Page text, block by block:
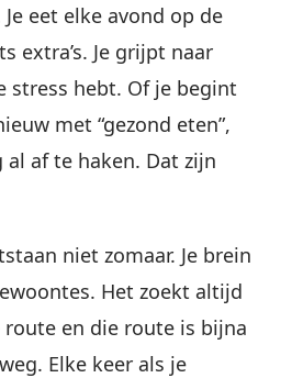
eet elke avond op de
extra’s. Je grijpt naar
stress hebt. Of je begint
met “gezond eten”,
af te haken. Dat zijn
niet zomaar. Je brein
Het zoekt altijd
en die route is bijna
Elke keer als je